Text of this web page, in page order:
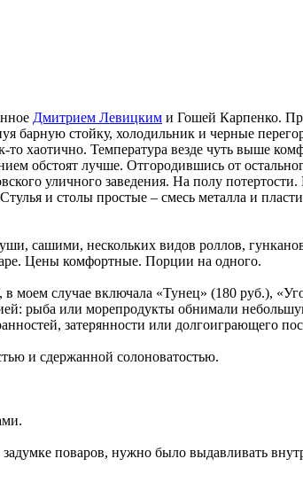
Дмитрием Левицким и Гошей Карпенко.
барную стойку, холодильник и черные
хаотично. Температура везде чуть выше
обстоят лучше. Отгородившись от
уличного заведения. На полу потертости.
и столы простые – смесь металла и
сашими, нескольких видов роллов,
Цены комфортные. Порции на одного.
моем случае включала «Тунец» (180 руб.),
рыба или морепродукты обнимали
затерянности или долгоиграющего
и сдержанной солоноватостью.
поваров, нужно было выдавливать